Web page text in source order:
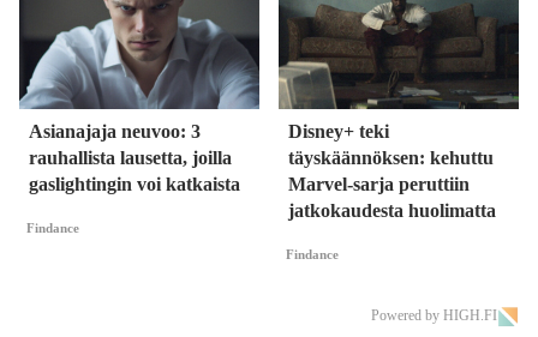
Asianajaja neuvoo: 3
rauhallista lausetta, joilla
gaslightingin voi katkaista
Findance
Disney+ teki
täyskäännöksen: kehuttu
Marvel-sarja peruttiin
jatkokaudesta huolimatta
Findance
Powered by HIGH.FI